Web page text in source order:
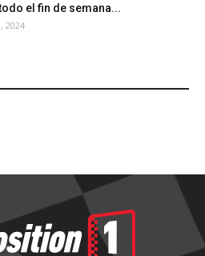
el fin de semana...
2024